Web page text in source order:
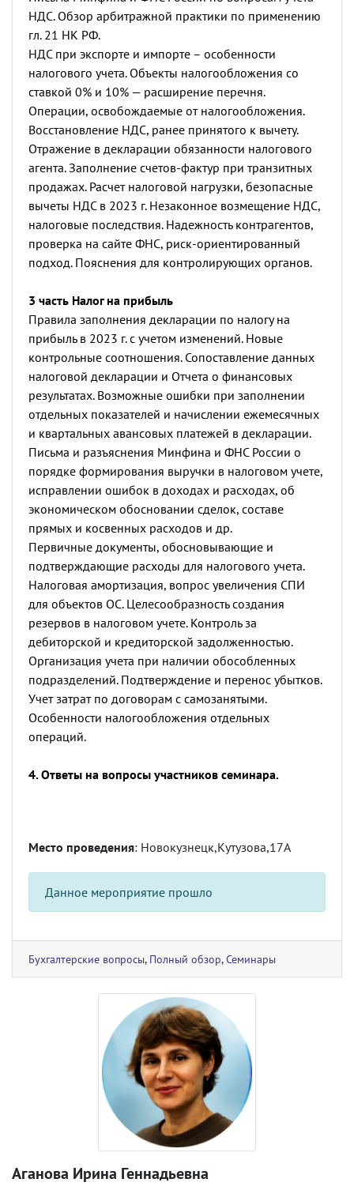
НДС.Обзор арбитражной практики по применению
гл. 21 НК РФ.
НДС при экспорте и импорте – особенности
налогового учета. Объекты налогообложения со
ставкой 0% и 10% — расширение перечня.
Операции, освобождаемые от налогообложения.
Восстановление НДС, ранее принятого к вычету.
Отражение в декларации обязанности налогового
агента.Заполнение счетов-фактур при транзитных
продажах. Расчет налоговой нагрузки, безопасные
вычеты НДС в 2023 г.Незаконное возмещение НДС,
налоговые последствия. Надежность контрагентов,
проверка на сайте ФНС, риск-ориентированный
подход. Пояснения для контролирующих органов.
3 часть Налог на прибыль
Правила заполнения декларации по налогу на
прибыль в 2023 г. с учетом изменений. Новые
контрольные соотношения. Сопоставление данных
налоговой декларации и Отчета о финансовых
результатах. Возможные ошибки при заполнении
отдельных показателей и начислении ежемесячных
и квартальных авансовых платежей в декларации.
Письма и разъяснения Минфина и ФНС России о
порядке формирования выручки в налоговом учете,
исправлении ошибок в доходах и расходах, об
экономическом обосновании сделок, составе
прямых и косвенных расходов и др.
Первичные документы, обосновывающие и
подтверждающие расходы для налогового учета.
Налоговая амортизация, вопрос увеличения СПИ
для объектов ОС. Целесообразность создания
резервов в налоговом учете. Контроль за
дебиторской и кредиторской задолженностью.
Организация учета при наличии обособленных
подразделений. Подтверждение и перенос убытков.
Учет затрат по договорам с самозанятыми.
Особенности налогообложения отдельных
операций.
4. Ответы на вопросы участников семинара.
Место проведения: Новокузнецк,Кутузова,17А
Данное мероприятие прошло
Бухгалтерские вопросы, Полный обзор,Семинары
Аганова Ирина Геннадьевна